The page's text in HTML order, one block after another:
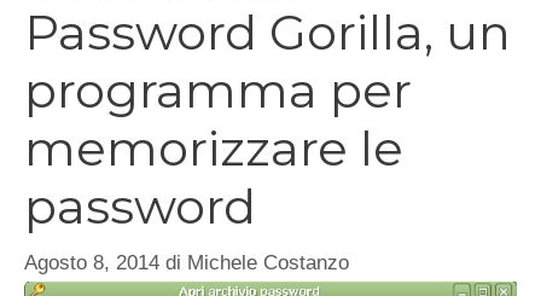
Password Gorilla, un
programma per
memorizzare le
password
Agosto 8, 2014 di Michele Costanzo